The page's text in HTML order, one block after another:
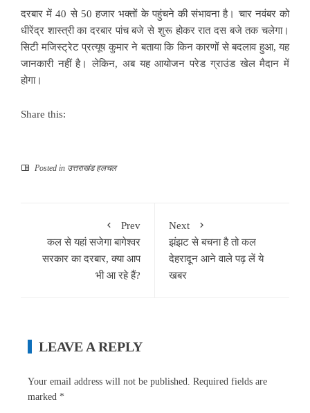
दरबार में 40 से 50 हजार भक्तों के पहुंचने की संभावना है। चार नवंबर को
धीरेंद्र शास्त्री का दरबार पांच बजे से शुरू होकर रात दस बजे तक चलेगा।
सिटी मजिस्ट्रेट प्रत्यूष कुमार ने बताया कि किन कारणों से बदलाव हुआ, यह
जानकारी नहीं है। लेकिन, अब यह आयोजन परेड ग्राउंड खेल मैदान में
होगा।
Share this:
Posted in उत्तराखंड हलचल
Prev
कल से यहां सजेगा बागेश्वर
सरकार का दरबार, क्या आप
भी आ रहे हैं?
Next
झंझट से बचना है तो कल
देहरादून आने वाले पढ़ लें ये
खबर
LEAVE A REPLY
Your email address will not be published. Required fields are
marked *